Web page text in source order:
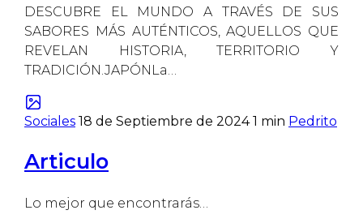
DESCUBRE EL MUNDO A TRAVÉS DE SUS
SABORES MÁS AUTÉNTICOS, AQUELLOS QUE
REVELAN HISTORIA, TERRITORIO Y
TRADICIÓN.JAPÓNLa…
Sociales 18 de Septiembre de 2024 1 min Pedrito
Articulo
Lo mejor que encontrarás…